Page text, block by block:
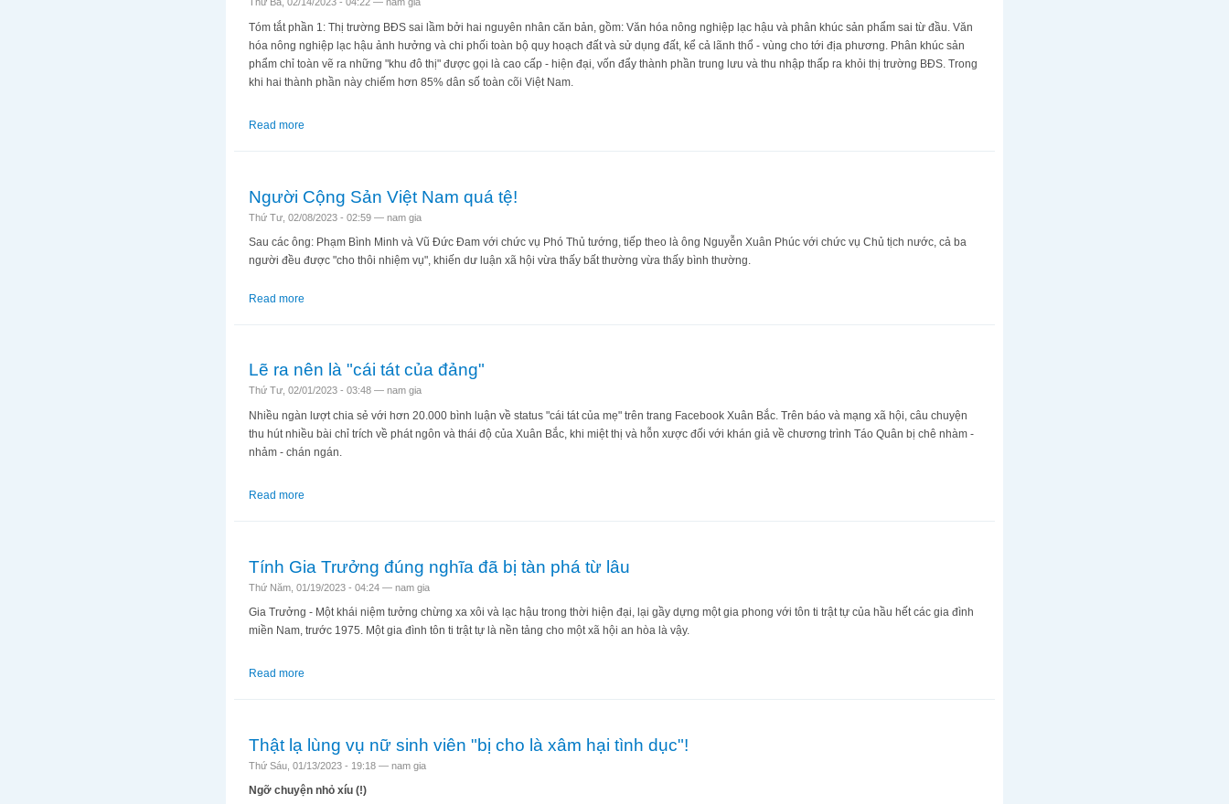
Tóm tắt phần 1: Thị trường BĐS sai lầm bởi hai nguyên nhân căn bản, gồm: Văn hóa nông nghiệp lạc hậu và phân khúc sản phẩm sai từ đầu. Văn
hóa nông nghiệp lạc hậu ảnh hưởng và chi phối toàn bộ quy hoạch đất và sử dụng đất, kể cả lãnh thổ - vùng cho tới địa phương. Phân khúc sản
phẩm chỉ toàn vẽ ra những "khu đô thị" được gọi là cao cấp - hiện đại, vốn đẩy thành phần trung lưu và thu nhập thấp ra khỏi thị trường BĐS. Trong
khi hai thành phần này chiếm hơn 85% dân số toàn cõi Việt Nam.
Read more
Người Cộng Sản Việt Nam quá tệ!
Thứ Tư, 02/08/2023 - 02:59 — nam gia
Sau các ông: Phạm Bình Minh và Vũ Đức Đam với chức vụ Phó Thủ tướng, tiếp theo là ông Nguyễn Xuân Phúc với chức vụ Chủ tịch nước, cả ba
người đều được "cho thôi nhiệm vụ", khiến dư luận xã hội vừa thấy bất thường vừa thấy bình thường.
Read more
Lẽ ra nên là "cái tát của đảng"
Thứ Tư, 02/01/2023 - 03:48 — nam gia
Nhiều ngàn lượt chia sẻ với hơn 20.000 bình luận về status "cái tát của mẹ" trên trang Facebook Xuân Bắc. Trên báo và mạng xã hội, câu chuyện
thu hút nhiều bài chỉ trích về phát ngôn và thái độ của Xuân Bắc, khi miệt thị và hỗn xược đối với khán giả về chương trình Táo Quân bị chê nhàm -
nhảm - chán ngán.
Read more
Tính Gia Trưởng đúng nghĩa đã bị tàn phá từ lâu
Thứ Năm, 01/19/2023 - 04:24 — nam gia
Gia Trưởng - Một khái niệm tưởng chừng xa xôi và lạc hậu trong thời hiện đại, lại gầy dựng một gia phong với tôn ti trật tự của hầu hết các gia đình
miền Nam, trước 1975. Một gia đình tôn ti trật tự là nền tảng cho một xã hội an hòa là vậy.
Read more
Thật lạ lùng vụ nữ sinh viên "bị cho là xâm hại tình dục"!
Thứ Sáu, 01/13/2023 - 19:18 — nam gia
Ngỡ chuyện nhỏ xíu (!)